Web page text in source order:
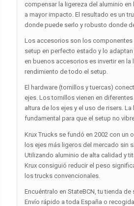
compensar la ligereza del aluminio
a mayor impacto. El resultado es un
donde puede serlo y robusto donde
Los accesorios son los componentes
setup en perfecto estado y lo
en buenos accesorios es invertir en la
rendimiento de todo el setup.
El hardware (tornillos y tuercas)
ejes. Los tornillos vienen en
altura de los ejes y el uso de risers.
fundamental para que el setup no
Krux Trucks se fundó en 2002 con un
los ejes más ligeros del mercado sin
Utilizando aluminio de alta calidad y
Krux consiguió reducir el peso
los trucks convencionales.
Encuéntralo en StateBCN, tu tienda de
Envío rápido a toda España o recogida